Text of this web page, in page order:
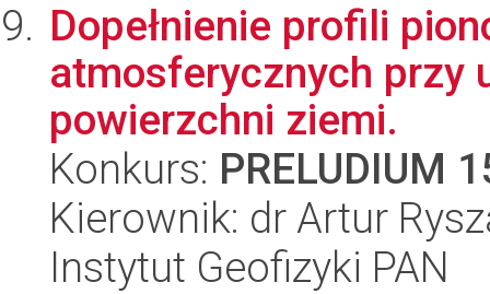
Dopełnienie profili
atmosferycznych przy
powierzchni ziemi.
Konkurs: PRELUDIUM
Kierownik: dr Artur
Instytut Geofizyki PAN